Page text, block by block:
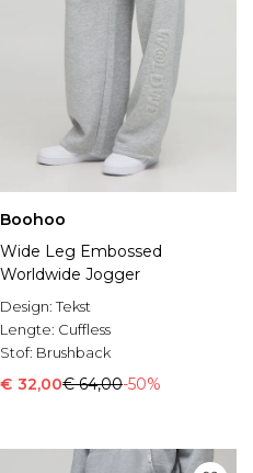
Boohoo
Wide Leg Embossed
Worldwide Jogger
Design:Tekst
Lengte: Cuffless
Stof: Brushback
€ 32,00€ 64,00-50%